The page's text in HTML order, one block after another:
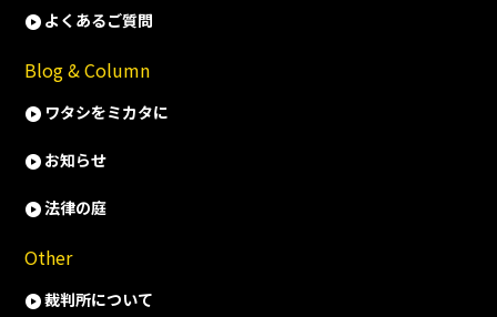
よくあるご質問
Blog & Column
ワタシをミカタに
お知らせ
法律の庭
Other
裁判所について